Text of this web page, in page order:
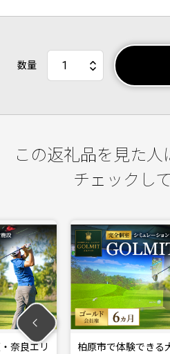
数量
この返礼品を見た
チェックし
体験できる大阪・奈良エリ
柏